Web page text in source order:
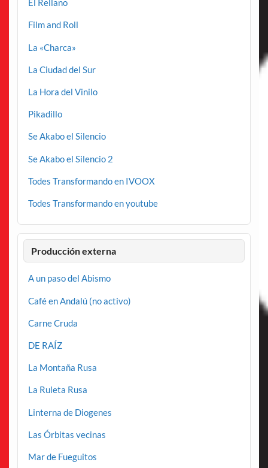
El Rellano
Film and Roll
La «Charca»
La Ciudad del Sur
La Hora del Vinilo
Pikadillo
Se Akabo el Silencio
Se Akabo el Silencio 2
Todes Transformando en IVOOX
Todes Transformando en youtube
Producción externa
A un paso del Abismo
Café en Andalú (no activo)
Carne Cruda
DE RAÍZ
La Montaña Rusa
La Ruleta Rusa
Linterna de Diogenes
Las Órbitas vecinas
Mar de Fueguitos